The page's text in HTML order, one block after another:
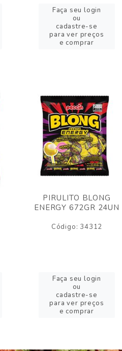
Faça seu login
ou
cadastre-se
para ver preços
e comprar
PIRULITO BLONG
ENERGY 672GR 24UN
Código: 34312
Faça seu login
ou
cadastre-se
para ver preços
e comprar